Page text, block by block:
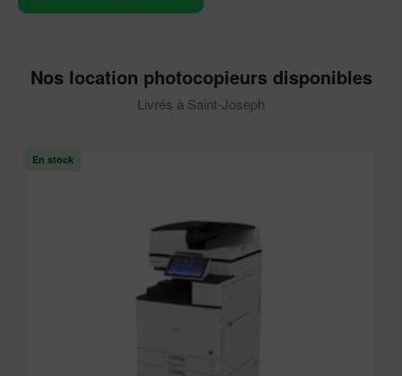
Nos location photocopieurs disponibles
Livrés à Saint-Joseph
En stock